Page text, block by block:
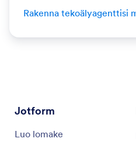
Rakenna tekoälyagenttisi
Jotform
Rekisteröidy